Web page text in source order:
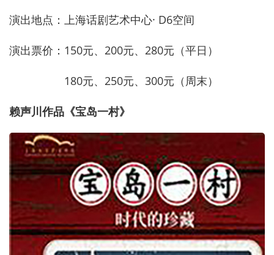
演出地点：上海话剧艺术中心· D6空间
演出票价：150元、200元、280元（平日）
180元、250元、300元（周末）
赖声川作品《宝岛一村》